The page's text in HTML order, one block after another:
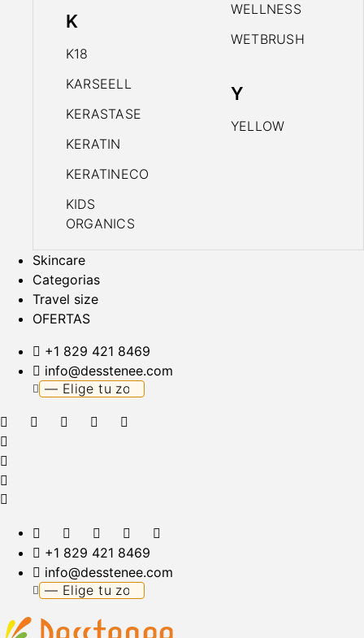
K
K18
KARSEELL
KERASTASE
KERATIN
KERATINECO
KIDS
ORGANICS
WELLNESS
WETBRUSH
Y
YELLOW
Skincare
Categorias
Travel size
OFERTAS
+1 829 421 8469
info@desstenee.com
+1 829 421 8469
info@desstenee.com